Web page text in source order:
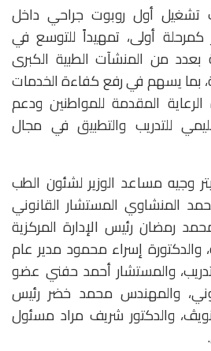
تشغيل أول روبوت جراحي داخل
أولى، تمهيداً للتوسع في
بعدد من المنشآت الطبية الكبرى
بما يسهم في رفع كفاءة الخدمات
المقدمة للمواطنين ودعم
للتدريب والتطبيق في مجال
وجيه مساعد الوزير لشئون الطب
المنشاوي المستشار القانوني
رمضان رئيس الإدارة المركزية
والدكتورة إسراء محمود مدير عام
والمستشار أحمد حفني عضو
والمهندس محمد خضر رئيس
والدكتور شريف مراد مسئول